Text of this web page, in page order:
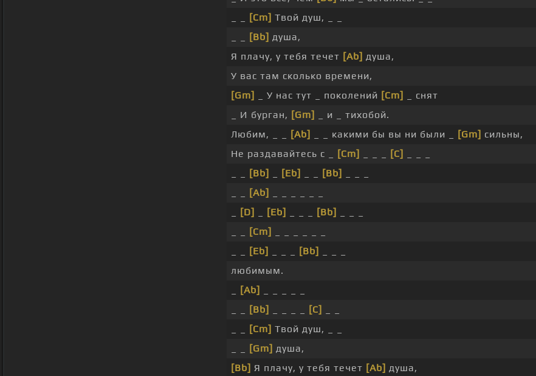
[Cm] Твой душ, _ _
[Bb] душа,
Я плачу, у тебя течет [Ab] душа,
У вас там сколько времени,
[Gm]
_ У нас тут _ поколений [Cm]
_ снят
_ И бурган, [Gm]
_ и _ тихобой.
Любим, _ _
[Ab] _ _ какими бы вы ни были _ [Gm] сильны,
Не раздавайтесь с _
[Cm] [C]
[Bb] [Eb] [Bb]
[Ab]
[D] [Eb] [Bb]
[Cm]
[Eb] [Bb]
любимым.
[Ab]
[Bb] [C]
[Cm] Твой душ, _ _
[Gm] душа,
[Bb] Я плачу, у тебя течет [Ab] душа,